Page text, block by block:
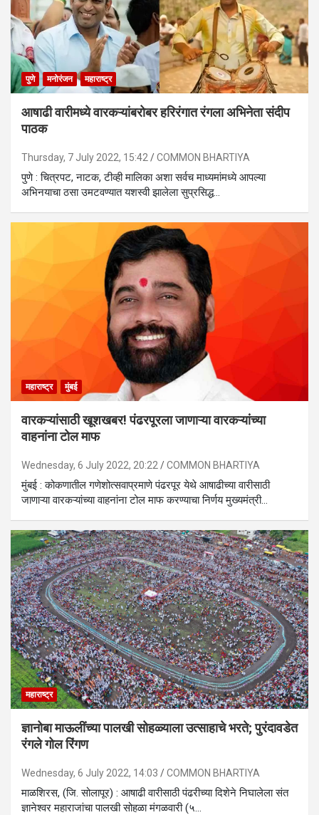
पुणे मनोरंजन महाराष्ट्र
आषाढी वारीमध्ये वारकऱ्यांबरोबर हरिरंगात रंगला अभिनेता संदीप
पाठक
Thursday, 7 July 2022, 15:42 COMMON BHARTIYA
पुणे : चित्रपट, नाटक, टीव्ही मालिका अशा सर्वच माध्यमांमध्ये आपल्या
अभिनयाचा ठसा उमटवण्यात यशस्वी झालेला सुप्रसिद्ध…
महाराष्ट्र मुंबई
वारकऱ्यांसाठी खूशखबर! पंढरपूरला जाणाऱ्या वारकऱ्यांच्या
वाहनांना टोल माफ
Wednesday, 6 July 2022, 20:22 COMMON BHARTIYA
मुंबई : कोकणातील गणेशोत्सवाप्रमाणे पंढरपूर येथे आषाढीच्या वारीसाठी
जाणाऱ्या वारकऱ्यांच्या वाहनांना टोल माफ करण्याचा निर्णय मुख्यमंत्री…
महाराष्ट्र
ज्ञानोबा माऊलींच्या पालखी सोहळ्याला उत्साहाचे भरते; पुरंदावडेत
रंगले गोल रिंगण
Wednesday, 6 July 2022, 14:03 COMMON BHARTIYA
माळशिरस, (जि. सोलापूर) : आषाढी वारीसाठी पंढरीच्या दिशेने निघालेला संत
ज्ञानेश्वर महाराजांचा पालखी सोहळा मंगळवारी (५…